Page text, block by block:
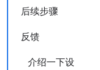
后续步骤
反馈
介绍一下设